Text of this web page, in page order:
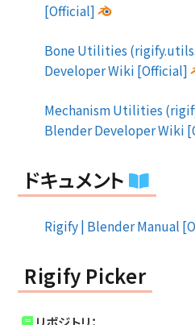
[Official]
Bone Utilities
Developer Wiki [Official]
Mechanism Utilities
Blender Developer Wiki
ドキュメント
Rigify | Blender Manual
Rigify Picker